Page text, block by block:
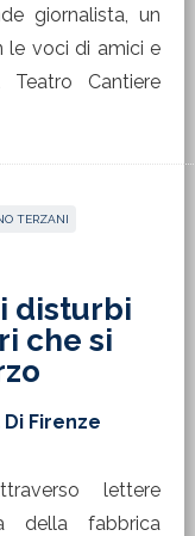
giornalista, un
le voci di amici e
Cantiere
TERZANI
disturbi
che si
Firenze
lettere
della fabbrica